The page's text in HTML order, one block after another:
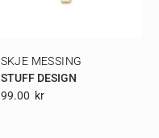
SKJE MESSING
STUFF DESIGN
99.00 Kr